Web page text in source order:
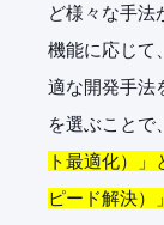
ど様々な手法
機能に応じて
適な開発手法
を選ぶことで、
ト最適化）
ピード解決）